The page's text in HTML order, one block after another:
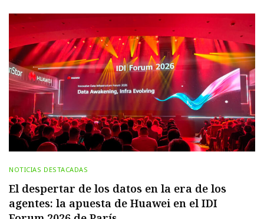
NOTICIAS DESTACADAS
El despertar de los datos en la era de los
agentes: la apuesta de Huawei en el IDI